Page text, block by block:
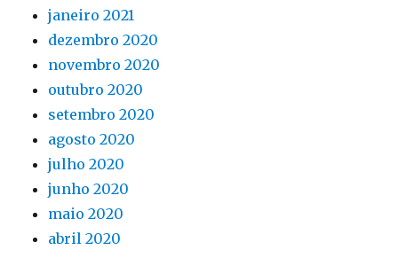
janeiro 2021
dezembro 2020
novembro 2020
outubro 2020
setembro 2020
agosto 2020
julho 2020
junho 2020
maio 2020
abril 2020